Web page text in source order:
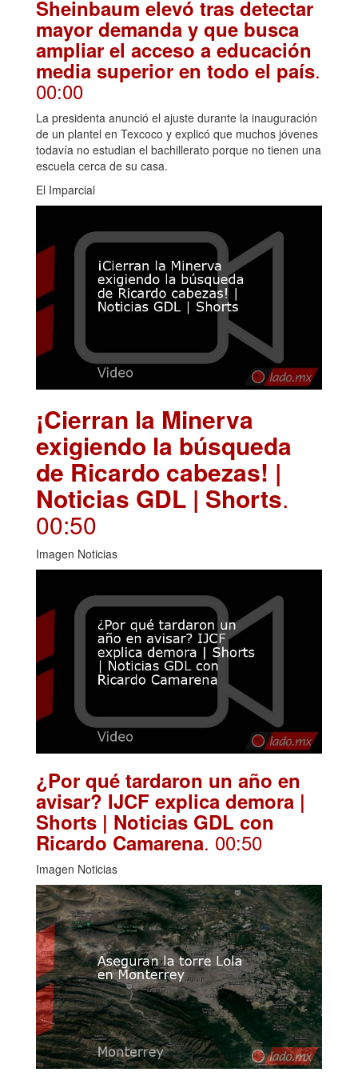
Sheinbaum elevó tras detectar
mayor demanda y que busca
ampliar el acceso a educación
media superior en todo el país.
00:00
La presidenta anunció el ajuste durante la inauguración
de un plantel en Texcoco y explicó que muchos jóvenes
todavía no estudian el bachillerato porque no tienen una
escuela cerca de su casa.
El Imparcial
¡Cierran la Minerva
exigiendo la búsqueda
de Ricardo cabezas! |
Noticias GDL | Shorts.
00:50
Imagen Noticias
¿Por qué tardaron un año en
avisar? IJCF explica demora |
Shorts | Noticias GDL con
Ricardo Camarena. 00:50
Imagen Noticias